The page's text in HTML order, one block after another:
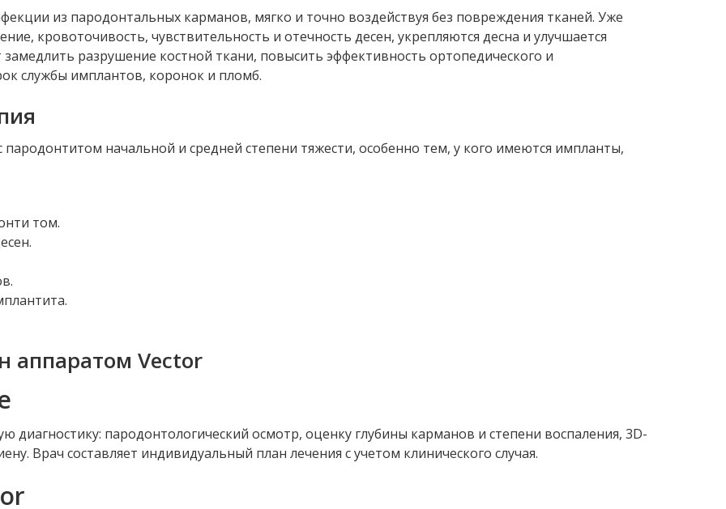
из пародонтальных карманов, мягко и точно воздействуя без повреждения тканей. Уже
кровоточивость, чувствительность и отечность десен, укрепляются десна и улучшается
разрушение костной ткани, повысить эффективность ортопедического и
службы имплантов, коронок и пломб.
начальной и средней степени тяжести, особенно тем, у кого имеются импланты,
том.
аппаратом Vector
диагностику: пародонтологический осмотр, оценку глубины карманов и степени воспаления, 3D-
Врач составляет индивидуальный план лечения с учетом клинического случая.